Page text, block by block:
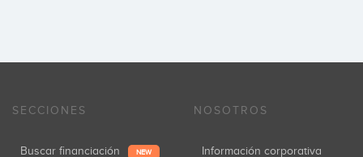
SECCIONES
Buscar financiación NEW
NOSOTROS
Información corporativa